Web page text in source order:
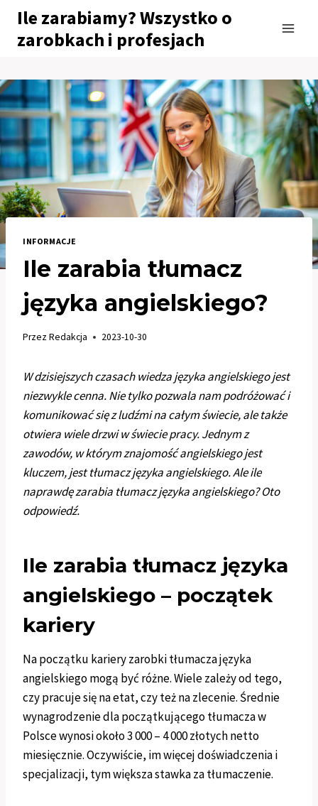
Przejdź
treści
Ile zarabiamy? Wszystko o
zarobkach i profesjach
INFORMACJE
Ile zarabia tłumacz
języka angielskiego?
PrzezRedakcja 2023-10-30
W dzisiejszych czasach wiedza języka angielskiego jest
niezwykle cenna. Nie tylko pozwala nam podróżować i
komunikować się z ludźmi na całym świecie, ale także
otwiera wiele drzwi w świecie pracy. Jednym z
zawodów, w którym znajomość angielskiego jest
kluczem, jest tłumacz języka angielskiego. Ale ile
naprawdę zarabia tłumacz języka angielskiego? Oto
odpowiedź.
Ile zarabia tłumacz języka
angielskiego – początek
kariery
Na początku kariery zarobki tłumacza języka
angielskiego mogą być różne. Wiele zależy od tego,
czy pracuje się na etat, czy też na zlecenie. Średnie
wynagrodzenie dla początkującego tłumacza w
Polsce wynosi około 3 000 – 4 000 złotych netto
miesięcznie. Oczywiście, im więcej doświadczenia i
specjalizacji, tym większa stawka za tłumaczenie.